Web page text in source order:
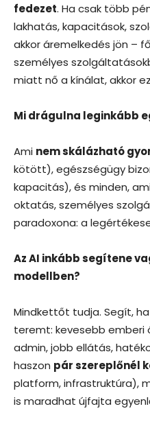
fedezet. Ha csak több
lakhatás, kapacitások,
akkor áremelkedés jön –
személyes
miatt nő a kínálat, akkor
Mi drágulna leginkább
Ami nem skálázható
kötött), egészségügy
kapacitás), és minden,
oktatás, személyes
paradoxona: a
Az AI inkább segítene
modellben?
Mindkettőt tudja. Segít, ha
teremt: kevesebb emberi
admin, jobb ellátás,
haszon pár szereplőnél
platform, infrastruktúra),
is maradhat újfajta